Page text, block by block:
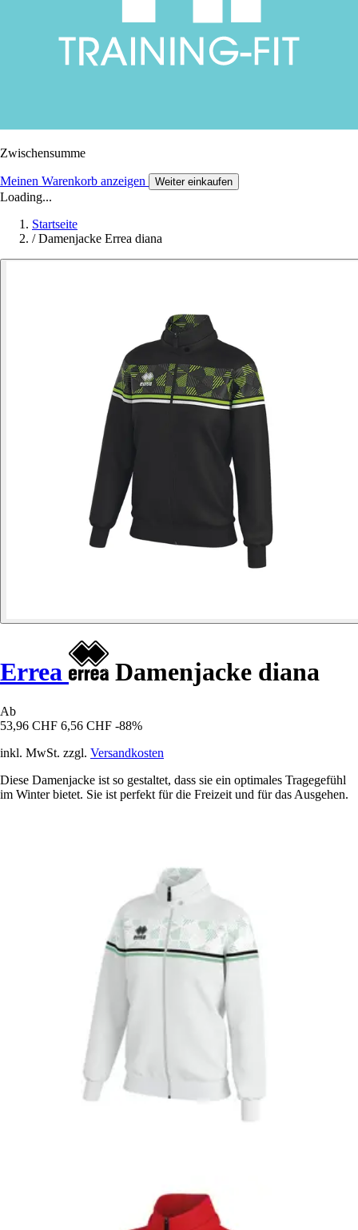
Zwischensumme
Meinen Warenkorb anzeigen Weiter einkaufen
Loading...
Startseite
/ Damenjacke Errea diana
Errea Damenjacke diana
Ab
53,96 CHF 6,56 CHF -88%
inkl. MwSt. zzgl. Versandkosten
Diese Damenjacke ist so gestaltet, dass sie ein optimales Tragegefühl
im Winter bietet. Sie ist perfekt für die Freizeit und für das Ausgehen.